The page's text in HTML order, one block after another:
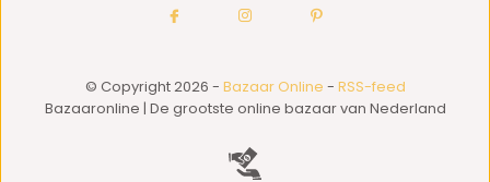
© Copyright 2026 - Bazaar Online - RSS-feed
Bazaaronline | De grootste online bazaar van Nederland